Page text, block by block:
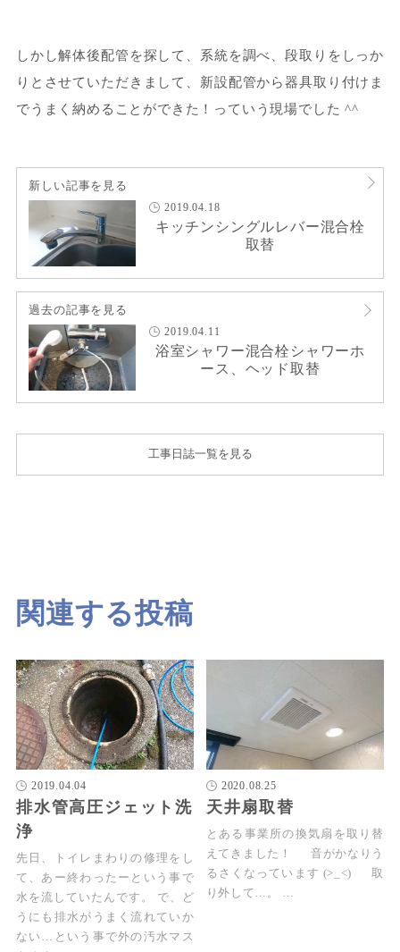
しかし解体後配管を探して、系統を調べ、段取りをしっか
りとさせていただきまして、新設配管から器具取り付けま
でうまく納めることができた！っていう現場でした ^^
新しい記事を見る
2019.04.18
キッチンシングルレバー混合栓
取替
過去の記事を見る
2019.04.11
浴室シャワー混合栓シャワーホ
ース、ヘッド取替
工事日誌一覧を見る
関連する投稿
2019.04.04
排水管高圧ジェット洗
浄
先日、トイレまわりの修理をし
て、あー終わったーという事で
水を流していたんです。 で、ど
うにも排水がうまく流れていか
ない…という事で外の汚水マス
2020.08.25
天井扇取替
とある事業所の換気扇を取り替
えてきました！ 音がかなりう
るさくなっています (>_<) 取
り外して…。 …